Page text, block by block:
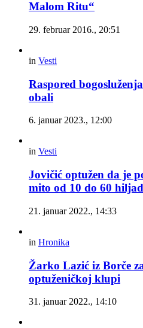
Malom Ritu“
29. februar 2016., 20:51
in Vesti
Raspored
obali
6. januar 2023., 12:00
in Vesti
Jovičić optužen da je
mito od 10 do 60
21. januar 2022., 14:33
in Hronika
Žarko Lazić iz Borče
optuženičkoj klupi
31. januar 2022., 14:10